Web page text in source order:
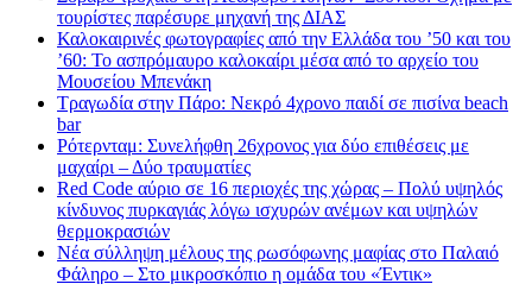
τουρίστες παρέσυρε μηχανή της ΔΙΑΣ
Καλοκαιρινές φωτογραφίες από την Ελλάδα του ’50 και του
’60: Το ασπρόμαυρο καλοκαίρι μέσα από το αρχείο του
Μουσείου Μπενάκη
Τραγωδία στην Πάρο: Νεκρό 4χρονο παιδί σε πισίνα beach
bar
Ρότερνταμ: Συνελήφθη 26χρονος για δύο επιθέσεις με
μαχαίρι – Δύο τραυματίες
Red Code αύριο σε 16 περιοχές της χώρας – Πολύ υψηλός
κίνδυνος πυρκαγιάς λόγω ισχυρών ανέμων και υψηλών
θερμοκρασιών
Νέα σύλληψη μέλους της ρωσόφωνης μαφίας στο Παλαιό
Φάληρο – Στο μικροσκόπιο η ομάδα του «Έντικ»